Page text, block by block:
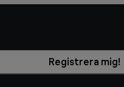
Registrera mig!